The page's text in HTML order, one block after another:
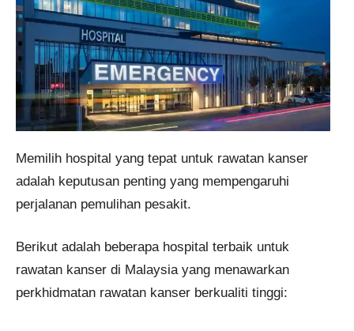
Memilih hospital yang tepat untuk rawatan kanser
adalah keputusan penting yang mempengaruhi
perjalanan pemulihan pesakit.
Berikut adalah beberapa hospital terbaik untuk
rawatan kanser di Malaysia yang menawarkan
perkhidmatan rawatan kanser berkualiti tinggi: